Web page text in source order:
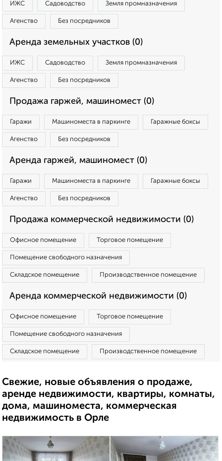
ИЖС Садоводство Земля промназначения
Агенство Без посредников
Аренда земельных участков (0)
ИЖС Садоводство Земля промназначения
Агенство Без посредников
Продажа гаржей, машиномест (0)
Гаражи Машиноместа в паркинге Гаражные боксы
Агенство Без посредников
Аренда гаржей, машиномест (0)
Гаражи Машиноместа в паркинге Гаражные боксы
Агенство Без посредников
Продажа коммерческой недвижимости (0)
Офисное помещение Торговое помещение
Помещение свободного назначения
Складское помещение Производственное помещение
Аренда коммерческой недвижимости (0)
Офисное помещение Торговое помещение
Помещение свободного назначения
Складское помещение Производственное помещение
Свежие, новые объявления о продаже,
аренде недвижимости, квартиры, комнаты,
дома, машиноместа, коммерческая
недвижимость в Орле